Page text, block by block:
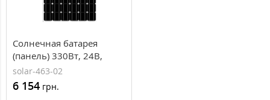
Солнечная батарея
(панель) 330Вт, 24В,
монокристаллическая,
PLM-330M-72, Perlight
Solar
solar-463-02
6 154 грн.